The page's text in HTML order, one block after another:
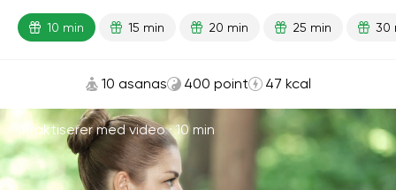
10 min 15 min 20 min 25 min 30
10 asanas 400 point 47 kcal
Praktiserer med video ·10 min